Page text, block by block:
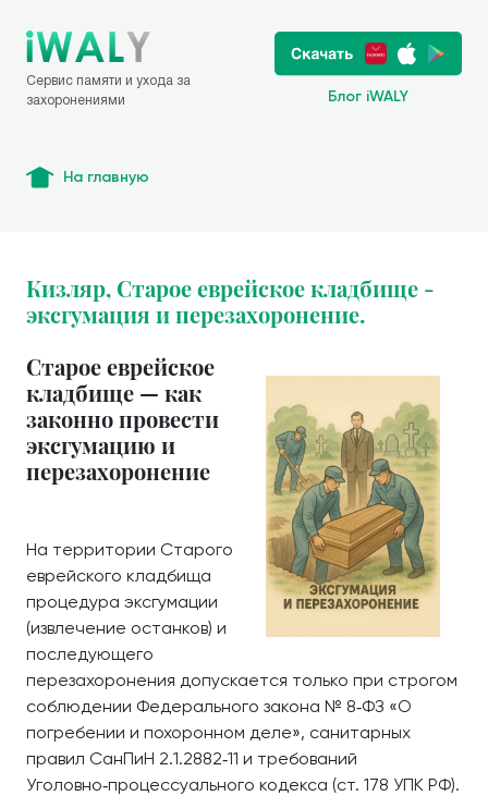
Сервис памяти и ухода за
захоронениями
Блог iWALY
На главную
Кизляр, Старое еврейское кладбище -
эксгумация и перезахоронение.
Старое еврейское
кладбище — как
законно провести
эксгумацию и
перезахоронение
На территории Старого
еврейского кладбища
процедура эксгумации
(извлечение останков) и
последующего
перезахоронения допускается только при строгом
соблюдении Федерального закона № 8‑ФЗ «О
погребении и похоронном деле», санитарных
правил СанПиН 2.1.2882‑11 и требований
Уголовно‑процессуального кодекса (ст. 178 УПК РФ).